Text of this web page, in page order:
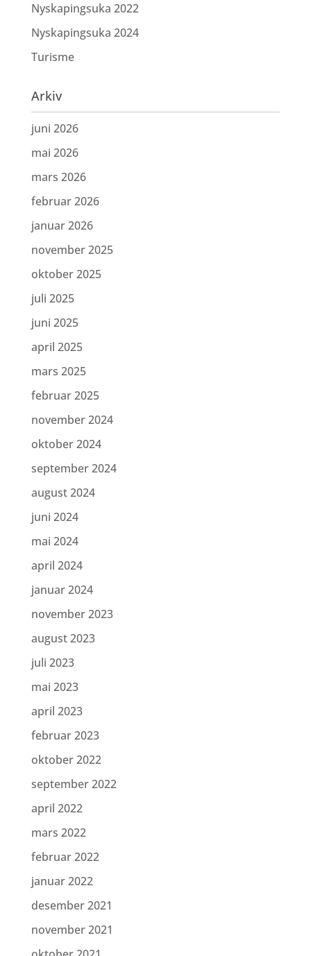
Nyskapingsuka 2022
Nyskapingsuka 2024
Turisme
Arkiv
juni 2026
mai 2026
mars 2026
februar 2026
januar 2026
november 2025
oktober 2025
juli 2025
juni 2025
april 2025
mars 2025
februar 2025
november 2024
oktober 2024
september 2024
august 2024
juni 2024
mai 2024
april 2024
januar 2024
november 2023
august 2023
juli 2023
mai 2023
april 2023
februar 2023
oktober 2022
september 2022
april 2022
mars 2022
februar 2022
januar 2022
desember 2021
november 2021